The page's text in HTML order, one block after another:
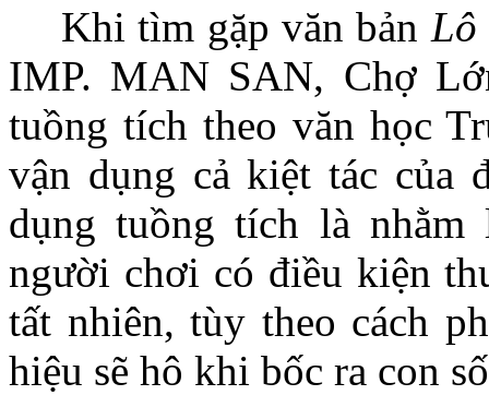
Khi tìm gặp văn bản Lô
IMP. MAN SAN, Chợ
tuồng tích theo văn học
vận dụng cả kiệt tác của
dụng tuồng tích là
người chơi có điều kiện
tất nhiên, tùy theo cách
hiệu sẽ hô khi bốc ra con